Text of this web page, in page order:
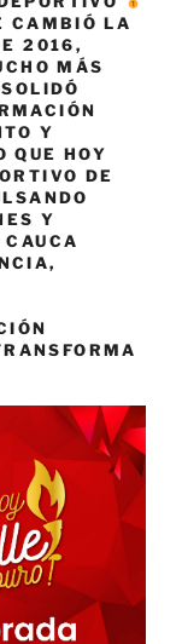
CAMBIÓ LA
2016,
MÁS
Y
QUE HOY
DE
Y